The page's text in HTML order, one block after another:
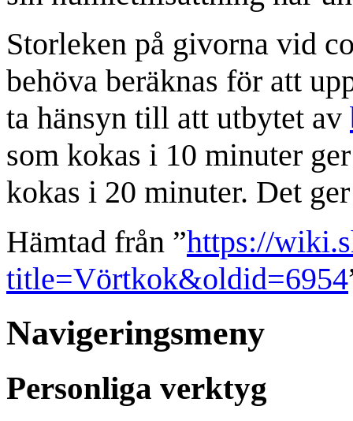
Storleken på givorna vid
behöva beräknas för att
ta hänsyn till att utbytet av
som kokas i 10 minuter
kokas i 20 minuter. Det
Hämtad från ”https://
title=Vörtkok&oldid=6954
Navigeringsmeny
Personliga verktyg